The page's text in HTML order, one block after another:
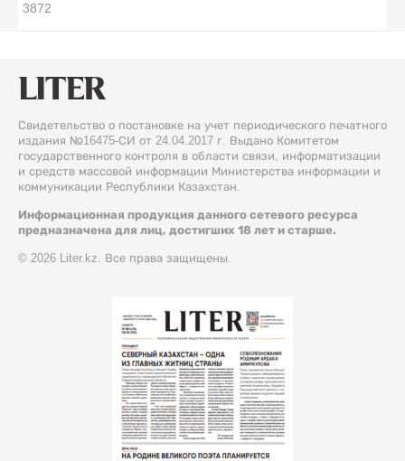
3872
Свидетельство о постановке на учет периодического печатного
издания №16475-СИ от 24.04.2017 г. Выдано Комитетом
государственного контроля в области связи, информатизации
и средств массовой информации Министерства информации и
коммуникации Республики Казахстан.
Информационная продукция данного сетевого ресурса
предназначена для лиц, достигших 18 лет и старше.
© 2026 Liter.kz. Все права защищены.